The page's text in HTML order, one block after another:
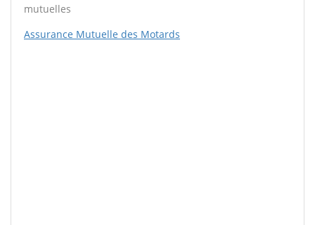
mutuelles
Assurance Mutuelle des Motards